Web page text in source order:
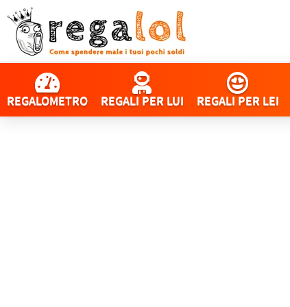
REGALOMETRO REGALI PER LUI REGALI PER LEI